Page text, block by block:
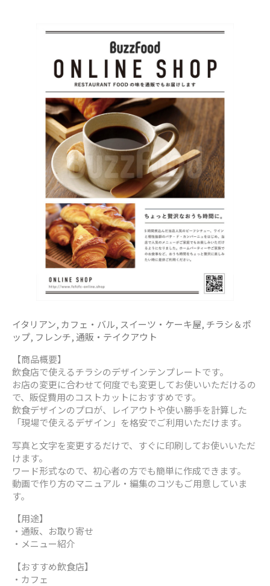
イタリアン, カフェ・バル, スイーツ・ケーキ屋, チラシ＆ポ
ップ, フレンチ,通販・テイクアウト
【商品概要】
飲食店で使えるチラシのデザインテンプレートです。
お店の変更に合わせて何度でも変更してお使いいただけるの
で、販促費用のコストカットにおすすめです。
飲食デザインのプロが、レイアウトや使い勝手を計算した
「現場で使えるデザイン」を格安でご利用いただけます。
写真と文字を変更するだけで、すぐに印刷してお使いいただ
けます。
ワード形式なので、初心者の方でも簡単に作成できます。
動画で作り方のマニュアル・編集のコツもご用意していま
す。
【用途】
・通販、お取り寄せ
・メニュー紹介
【おすすめ飲食店】
・カフェ